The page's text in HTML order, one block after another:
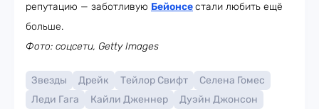
репутацию — заботливую Бейонсестали любить ещё
больше.
Фото: соцсети, Getty Images
Звезды Дрейк Тейлор Свифт
Селена Гомес
Леди Гага
Кайли Дженнер
Дуэйн Джонсон